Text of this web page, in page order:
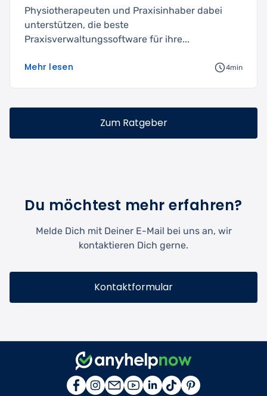
Physiotherapeuten und Praxisinhaber dabei
unterstützen, die beste
Praxisverwaltungssoftware für ihre...
Mehr lesen 4min
Zum Ratgeber
Du möchtest mehr erfahren?
Melde Dich mit Deiner E-Mail bei uns an, wir
kontaktieren Dich gerne.
Kontaktformular